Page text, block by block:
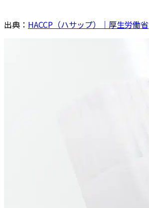
出典： HACCP（ハサップ）｜厚生労働省